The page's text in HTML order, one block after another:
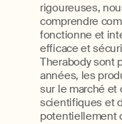
rigoureuses,
comprendre
fonctionne et
efficace et
Therabody sont
années, les
sur le marché et
scientifiques et
potentiellement